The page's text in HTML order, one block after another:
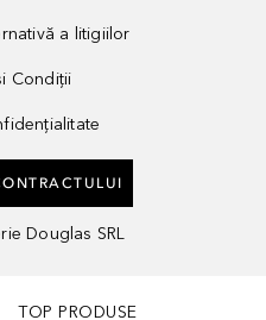
a litigiilor
Condiții
Douglas SRL
TOP PRODUSE